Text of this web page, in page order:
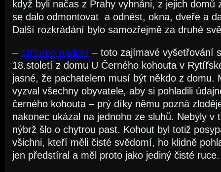
když byli načas z Prahy vyhnáni, z jejich domů
se dalo odmontovat a odnést, okna, dveře a
Další rozkrádání bylo samozřejmě za druhé
– Stříbrné nádobí – toto zajímavé vyšetřování
18.století z domu U Černého kohouta v
jasné, že pachatelem musí být někdo z domu.
vyzval všechny obyvatele, aby si pohladili
černého kohouta – prý díky němu pozná
nakonec ukázal na jednoho ze sluhů. Nebyly v
nýbrž šlo o chytrou past. Kohout byl totiž
všichni, kteří měli čisté svědomí, ho klidně
jen předstíral a měl proto jako jediný čisté ruce.